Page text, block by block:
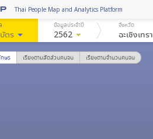
Thai People Map and Analytics Platform
ตรarrow_drop_down
ข้อมูลประจำปี
2562 arrow_drop_down
จังหวัด
ฉะเชิงเทรา
ษร เรียงตามสัดส่วนคนจน เรียงตามจำนวนคนจน